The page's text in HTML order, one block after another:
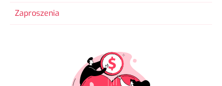
Zaproszenia